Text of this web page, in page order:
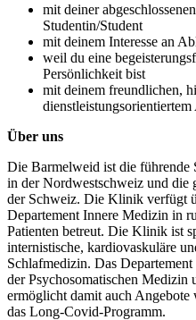
mit deiner
Studentin/Student
mit deinem Interesse an
weil du eine
Persönlichkeit bist
mit deinem freundlichen,
dienstleistungsorientiertem
Über uns
Die Barmelweid ist die
in der Nordwestschweiz und die
der Schweiz. Die Klinik verfügt
Departement Innere Medizin in
Patienten betreut. Die Klinik ist
internistische, kardiovaskuläre
Schlafmedizin. Das
der Psychosomatischen Medizin
ermöglicht damit auch
das Long-Covid-Programm.